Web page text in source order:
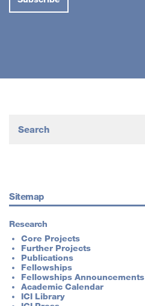
Sitemap
Research
Core Projects
Further Projects
Publications
Fellowships
Fellowships Announcements
Academic Calendar
ICI Library